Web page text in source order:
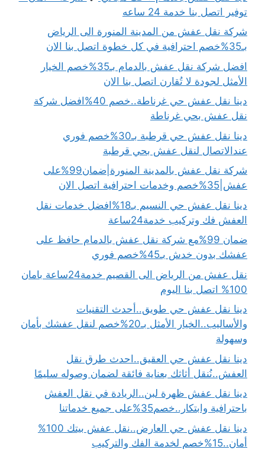
توفير اتصل بنا خدمة 24 ساعه
شركة نقل عفش من المدينة المنورة الى الرياض
بـ35%خصم احترافية في كل خطوة اتصل بنا الان
افضل شركة نقل عفش بالدمام بـ35%خصم الخيار
الأمثل لجودة لا تُقارن اتصل بنا الان
دينا نقل عفش حي غرناطة..خصم 40%افضل شركة
نقل عفش بحي غرناطة
دينا نقل عفش حي قرطبة بـ30%خصم فوري
عندالاتصال لنقل عفش بحي قرطبة
شركة نقل عفش بالمدينة المنورة|ضمان99%على
عفش|35%خصم وخدمات احترافية اتصل الان
دينا نقل عفش حي النسيم بـ18%افضل خدمات نقل
العفش فك وتركيب خدمة24ساعة
ضمان 99%مع شركة نقل عفش بالدمام حافظ على
عفشك بدون خدش بـ45%خصم فوري
نقل عفش من الرياض الى القصيم خدمة24ساعة بامان
100% اتصل بنا اليوم
دينا نقل عفش حي طويق..أحدث التقنيات
والأساليب..الخيار الأمثل بـ20%خصم لنقل عفشك بأمان
وسهولة
دينا نقل عفش حي العقيق..احدث طرق نقل
العفش..نُنقل أثاثك بعناية فائقة لضمان وصوله سليمًا
دينا نقل عفش ظهرة لبن..الريادة في نقل العفش
باحترافية وابتكار..خصم35%على جميع خدماتنا
دينا نقل عفش حي العارض..نقل عفش بيتك 100%
أمان..15%خصم لخدمة الفك والتركيب